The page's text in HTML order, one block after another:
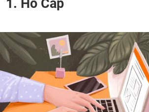
1. Hổ Cáp